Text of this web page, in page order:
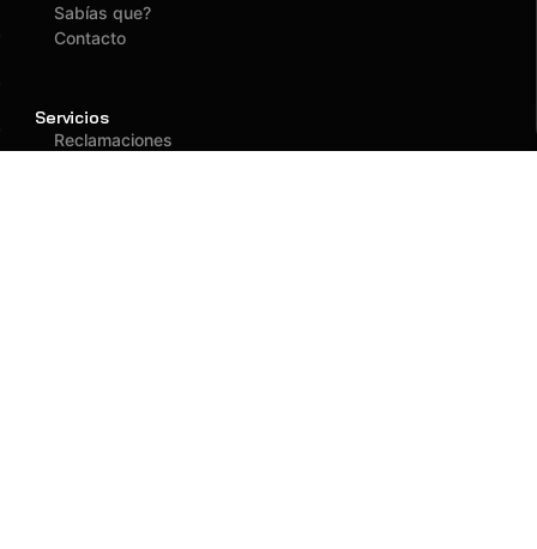
Sabías que?
Contacto
Servicios
Reclamaciones